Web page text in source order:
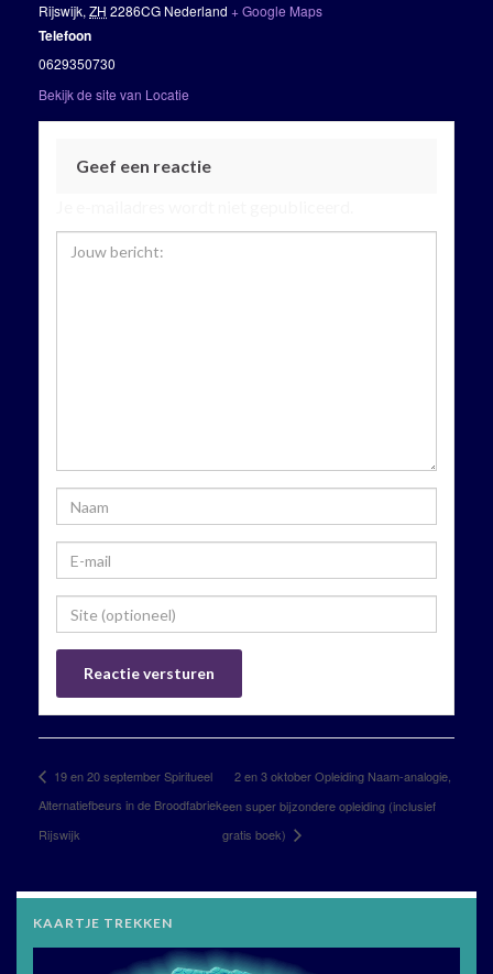
Rijswijk, ZH 2286CG Nederland + Google Maps
Telefoon
0629350730
Bekijk de site van Locatie
Geef een reactie
19 en 20 september Spiritueel
Alternatiefbeurs in de Broodfabriek
Rijswijk
2 en 3 oktober Opleiding Naam-analogie,
een super bijzondere opleiding (inclusief
gratis boek)
KAARTJE TREKKEN